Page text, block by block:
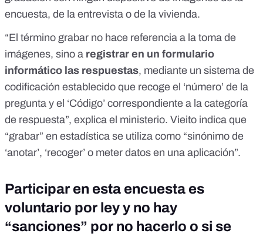
encuesta, de la entrevista o de la vivienda.
“El término grabar no hace referencia a la toma de
imágenes, sino a registrar en un formulario
informático las respuestas, mediante un sistema de
codificación establecido que recoge el ‘número’ de la
pregunta y el ‘Código’ correspondiente a la categoría
de respuesta”, explica el ministerio. Vieito indica que
“grabar” en estadística se utiliza como “sinónimo de
‘anotar’, ‘recoger’ o meter datos en una aplicación”.
Participar en esta encuesta es
voluntario por ley y no hay
“sanciones” por no hacerlo o si se